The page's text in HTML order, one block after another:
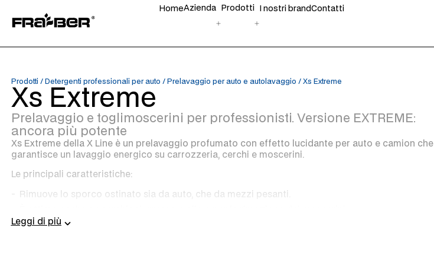
HomeAzienda Prodotti I nostri brandContatti
Prodotti / Detergenti professionali per auto / Prelavaggio per auto e autolavaggio / Xs Extreme
Xs Extreme
Prelavaggio e toglimoscerini per professionisti. Versione EXTREME:
ancora più potente
Xs Extreme della X Line è un prelavaggio profumato con effetto lucidante per auto e camion che
garantisce un lavaggio energico su carrozzeria, cerchi e moscerini.
Le principali caratteristiche:
Rimuove lo sporco ostinato sia da auto, che da mezzi pesanti.
Si asciuga lentamente nei mesi più caldi ed è di facile risciacquabilità.
Leggi di più